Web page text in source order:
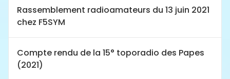
Rassemblement radioamateurs du 13 juin 2021
chez F5SYM
Compte rendu de la 15° toporadio des Papes
(2021)